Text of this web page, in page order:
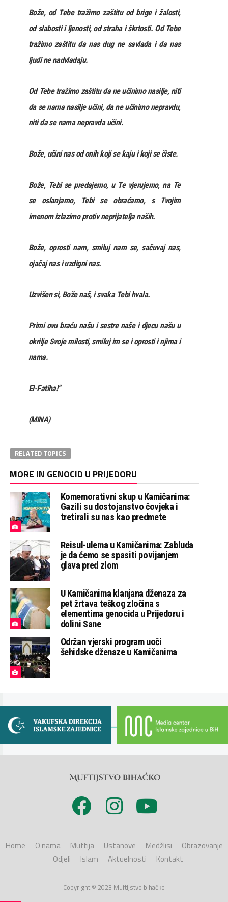
Bože, od Tebe tražimo zaštitu od brige i žalosti,
od slabosti i ljenosti, od straha i škrtosti. Od Tebe
tražimo zaštitu da nas dug ne savlada i da nas
ljudi ne nadvladaju.
Od Tebe tražimo zaštitu da ne učinimo nasilje, niti
da se nama nasilje učini, da ne učinimo nepravdu,
niti da se nama nepravda učini.
Bože, učini nas od onih koji se kaju i koji se čiste.
Bože, Tebi se predajemo, u Te vjerujemo, na Te
se oslanjamo, Tebi se obraćamo, s Tvojim
imenom izlazimo protiv neprijatelja naših.
Bože, oprosti nam, smiluj nam se, sačuvaj nas,
ojačaj nas i uzdigni nas.
Uzvišen si, Bože naš, i svaka Tebi hvala.
Primi ovu braću našu i sestre naše i djecu našu u
okrilje Svoje milosti, smiluj im se i oprosti i njima i
nama.
El-Fatiha!“
(MINA)
RELATED TOPICS
MORE IN GENOCID U PRIJEDORU
Komemorativni skup u Kamičanima:
Gazili su dostojanstvo čovjeka i
tretirali su nas kao predmete
Reisul-ulema u Kamičanima: Zabluda
je da ćemo se spasiti povijanjem
glava pred zlom
U Kamičanima klanjana dženaza za
pet žrtava teškog zločina s
elementima genocida u Prijedoru i
dolini Sane
Održan vjerski program uoči
šehidske dženaze u Kamičanima
Home O nama Muftija Ustanove Medžlisi
Obrazovanje
Odjeli
Islam Aktuelnosti Kontakt
Copyright © 2023 Muftijstvo bihaćko